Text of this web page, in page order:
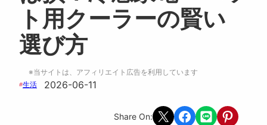
ト用クーラーの賢い
選び方
※当サイトは、アフィリエイト広告を利用しています
#生活 2026-06-11
Share On: Share on X Share on Facebook
Share on LINEShare on